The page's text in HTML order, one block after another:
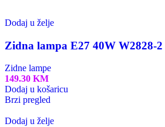
Dodaj u želje
Zidna lampa E27 40W W2828-2
Zidne lampe
149.30 KM
Dodaj u košaricu
Brzi pregled
Dodaj u želje